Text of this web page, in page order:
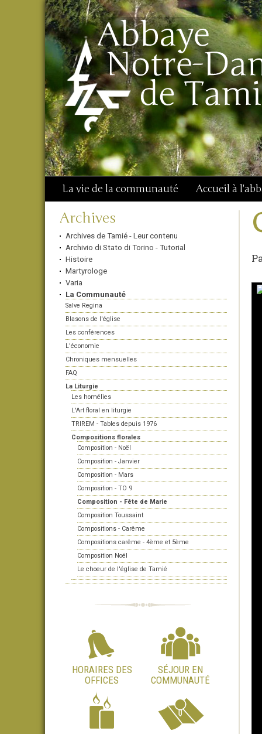
Aller
au
contenu.
|
Aller
à
navigation
Outils
personnels
Chercher par
Recherche
avancée…
La vie de la communauté Accueil à
Navigation
Archives
Archives de Tamié - Leur contenu
Archivio di Stato di Torino - Tutorial
Histoire
Martyrologe
Varia
La Communauté
Salve Regina
Blasons de l'église
Les conférences
L'économie
Chroniques mensuelles
FAQ
La Liturgie
Les homélies
L'Art floral en liturgie
TRIREM - Tables depuis 1976
Compositions florales
Composition - Noël
Composition - Janvier
Composition - Mars
Composition - TO 9
Composition - Fête de Marie
Composition Toussaint
Compositions - Carême
Compositions carême - 4ème et 5ème
Composition Noël
Le choeur de l'église de Tamié
HORAIRES DES
OFFICES
SÉJOUR EN
COMMUNAUTÉ